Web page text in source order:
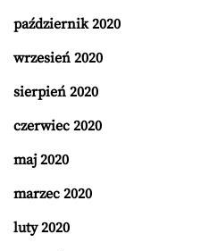
październik 2020
wrzesień 2020
sierpień 2020
czerwiec 2020
maj 2020
marzec 2020
luty 2020